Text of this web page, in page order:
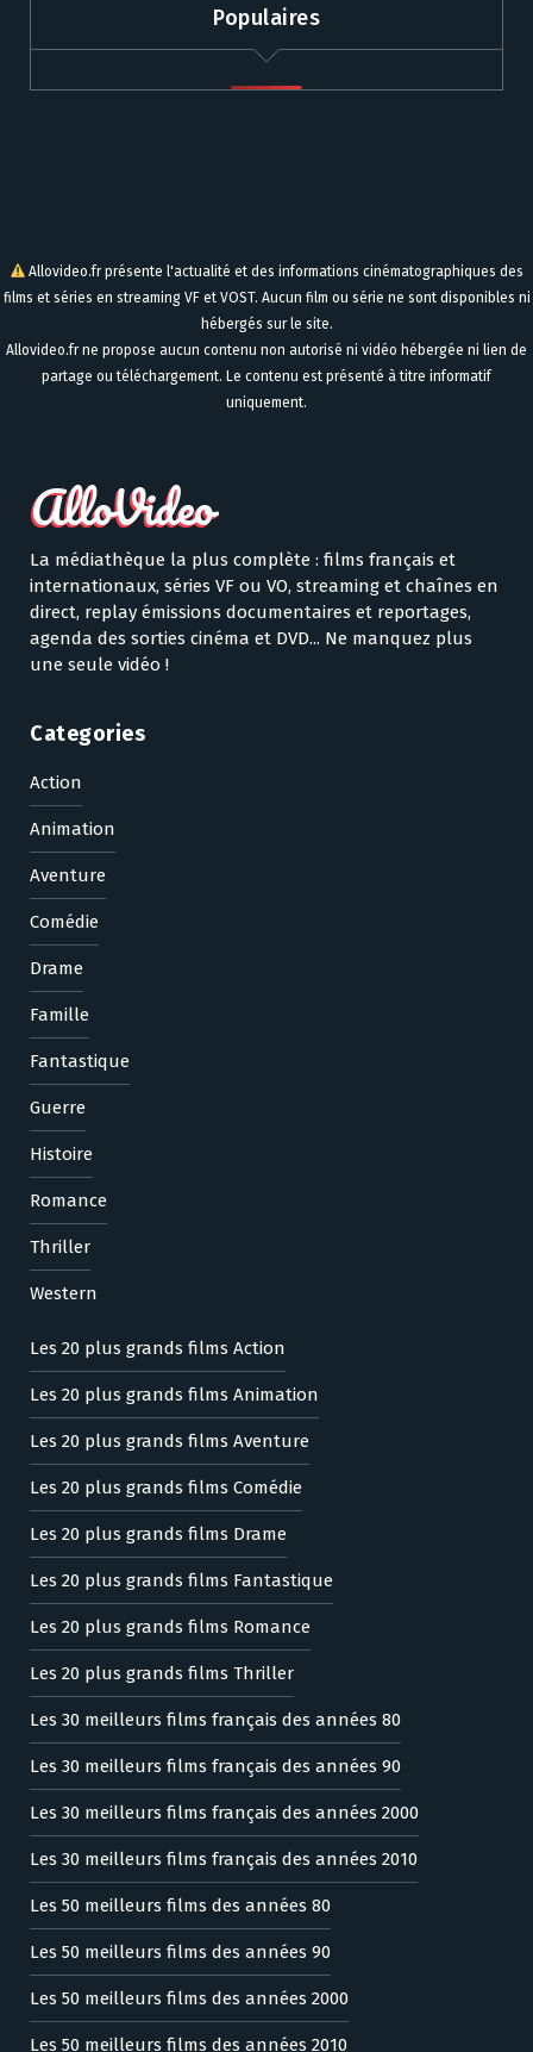
Populaires
Allovideo.fr présente l'actualité et des informations cinématographiques des
films et séries en streaming VF et VOST. Aucun film ou série ne sont disponibles ni
hébergés sur le site.
Allovideo.fr ne propose aucun contenu non autorisé ni vidéo hébergée ni lien de
partage ou téléchargement. Le contenu est présenté à titre informatif
uniquement.
La médiathèque la plus complète : films français et
internationaux, séries VF ou VO, streaming et chaînes en
direct, replay émissions documentaires et reportages,
agenda des sorties cinéma et DVD... Ne manquez plus
une seule vidéo !
Categories
Action
Animation
Aventure
Comédie
Drame
Famille
Fantastique
Guerre
Histoire
Romance
Thriller
Western
Les 20 plus grands films Action
Les 20 plus grands films Animation
Les 20 plus grands films Aventure
Les 20 plus grands films Comédie
Les 20 plus grands films Drame
Les 20 plus grands films Fantastique
Les 20 plus grands films Romance
Les 20 plus grands films Thriller
Les 30 meilleurs films français des années 80
Les 30 meilleurs films français des années 90
Les 30 meilleurs films français des années 2000
Les 30 meilleurs films français des années 2010
Les 50 meilleurs films des années 80
Les 50 meilleurs films des années 90
Les 50 meilleurs films des années 2000
Les 50 meilleurs films des années 2010